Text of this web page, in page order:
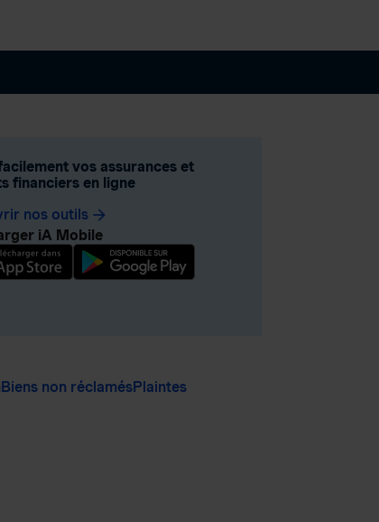
vos assurances et
financiers en ligne
nos outils arrow_forward
iA Mobile
Biens non réclamésPlaintes